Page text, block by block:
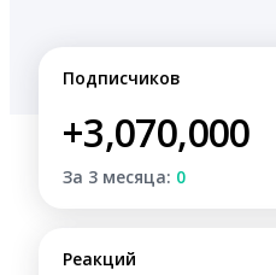
Подписчиков
+3,070,000
За 3 месяца: 0
Реакций